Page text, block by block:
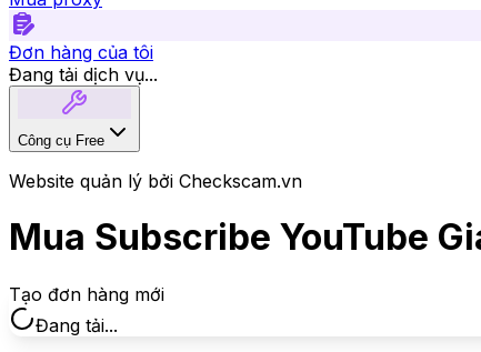
Đơn hàng của tôi
Công cụ Free
Website quản lý bởi Checkscam.vn
Mua Subscribe YouTube
Không thể tải dịch vụ. Vui lòng thử lại.